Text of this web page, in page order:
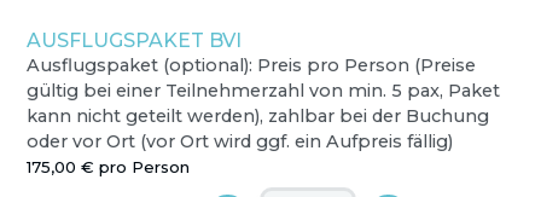
AUSFLUGSPAKET BVI
Ausflugspaket (optional): Preis pro Person (Preise
gültig bei einer Teilnehmerzahl von min. 5 pax, Paket
kann nicht geteilt werden), zahlbar bei der Buchung
oder vor Ort (vor Ort wird ggf. ein Aufpreis fällig)
175,00 € pro Person